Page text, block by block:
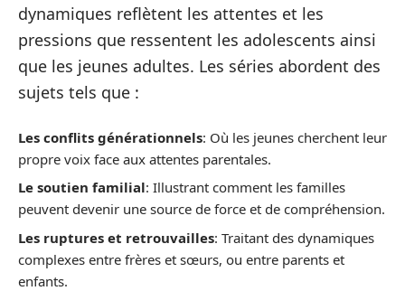
dynamiques reflètent les attentes et les
pressions que ressentent les adolescents ainsi
que les jeunes adultes. Les séries abordent des
sujets tels que :
Les conflits générationnels: Où les jeunes cherchent leur
propre voix face aux attentes parentales.
Le soutien familial: Illustrant comment les familles
peuvent devenir une source de force et de compréhension.
Les ruptures et retrouvailles: Traitant des dynamiques
complexes entre frères et sœurs, ou entre parents et
enfants.